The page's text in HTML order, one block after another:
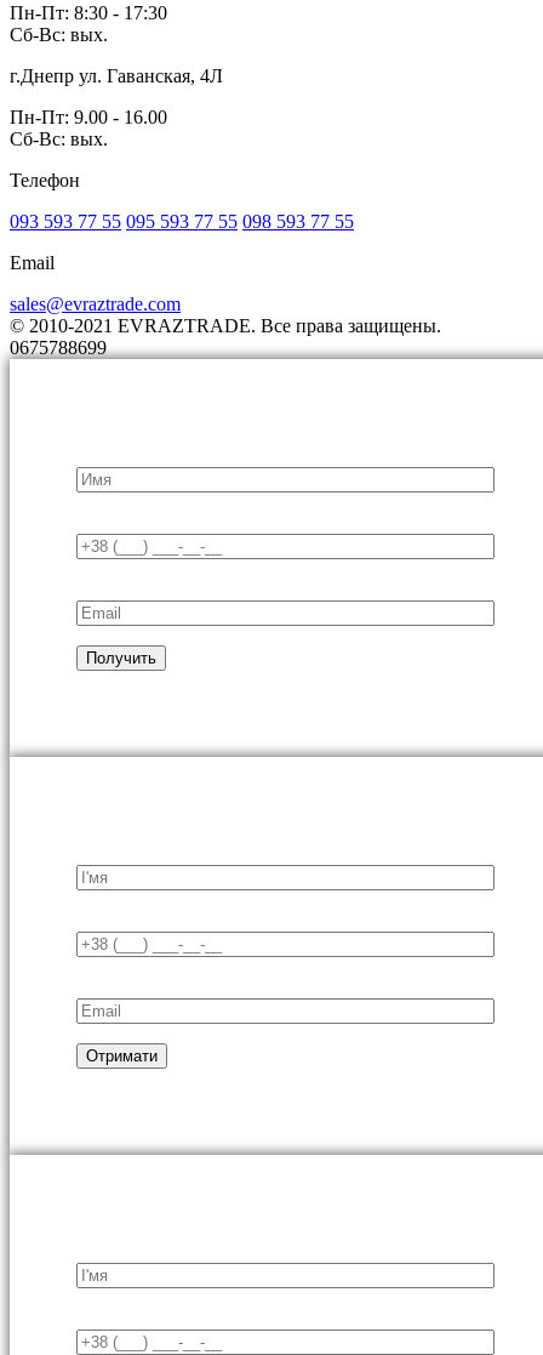
Пн-Пт: 8:30 - 17:30
Сб-Вс: вых.
г.Днепр ул. Гаванская, 4Л
Пн-Пт: 9.00 - 16.00
Сб-Вс: вых.
Телефон
093 593 77 55 095 593 77 55 098 593 77 55
Email
sales@evraztrade.com
© 2010-2021 EVRAZTRADE. Все права защищены.
0675788699